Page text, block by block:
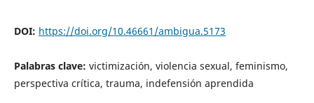
DOI: https://doi.org/10.46661/ambigua.5173
Palabras clave: victimización, violencia sexual, feminismo,
perspectiva crítica, trauma, indefensión aprendida